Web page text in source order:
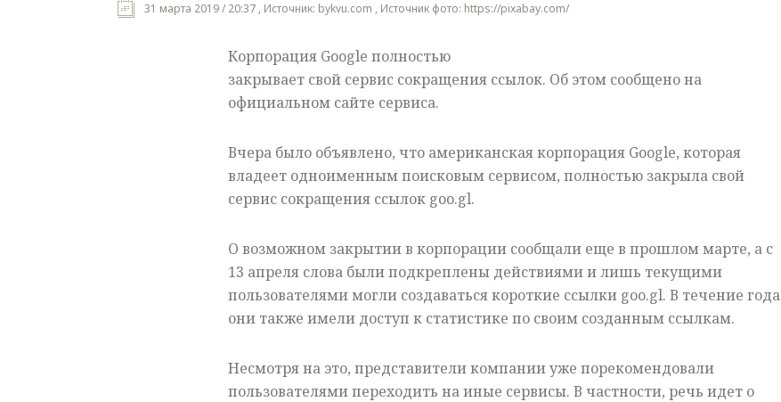
31 марта 2019 / 20:37 , Источник: bykvu.com , Источник фото: https://pixabay.com/
Корпорация Google полностью
закрывает свой сервис сокращения ссылок. Об этом сообщено на
официальном сайте сервиса.
Вчера было объявлено, что американская корпорация Google, которая
владеет одноименным поисковым сервисом, полностью закрыла свой
сервис сокращения ссылок goo.gl.
О возможном закрытии в корпорации сообщали еще в прошлом марте, а с
13 апреля слова были подкреплены действиями и лишь текущими
пользователями могли создаваться короткие ссылки goo.gl. В течение года
они также имели доступ к статистике по своим созданным ссылкам.
Несмотря на это, представители компании уже порекомендовали
пользователями переходить на иные сервисы. В частности, речь идет о